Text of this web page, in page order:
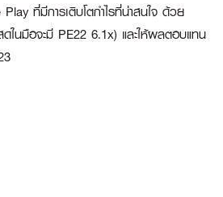
ที่มีการเติบโตกำไรที่น่าสนใจ ด้วย
ในมือจะมี PE22 6.1x) และให้ผลตอบแทน